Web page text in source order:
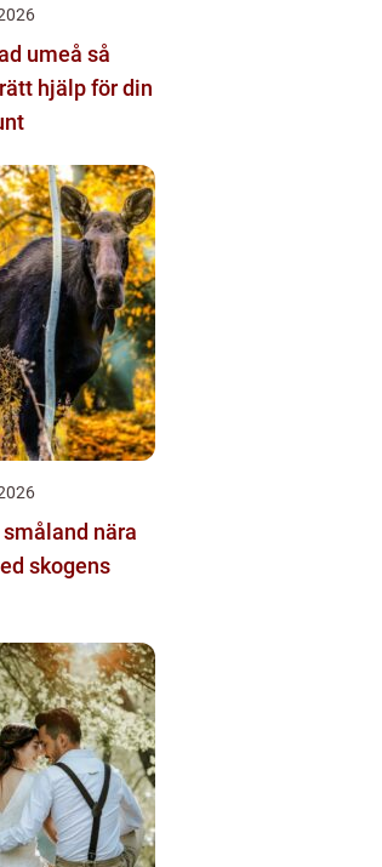
umeå så
hjälp för din
nära
skogens